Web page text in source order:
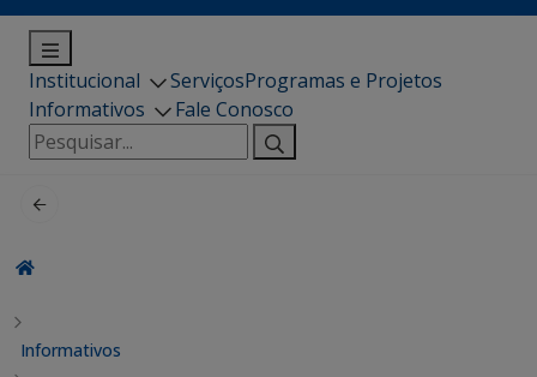
Institucional ServiçosProgramas e Projetos
Informativos
Fale Conosco
Pesquisar
por:
Informativos